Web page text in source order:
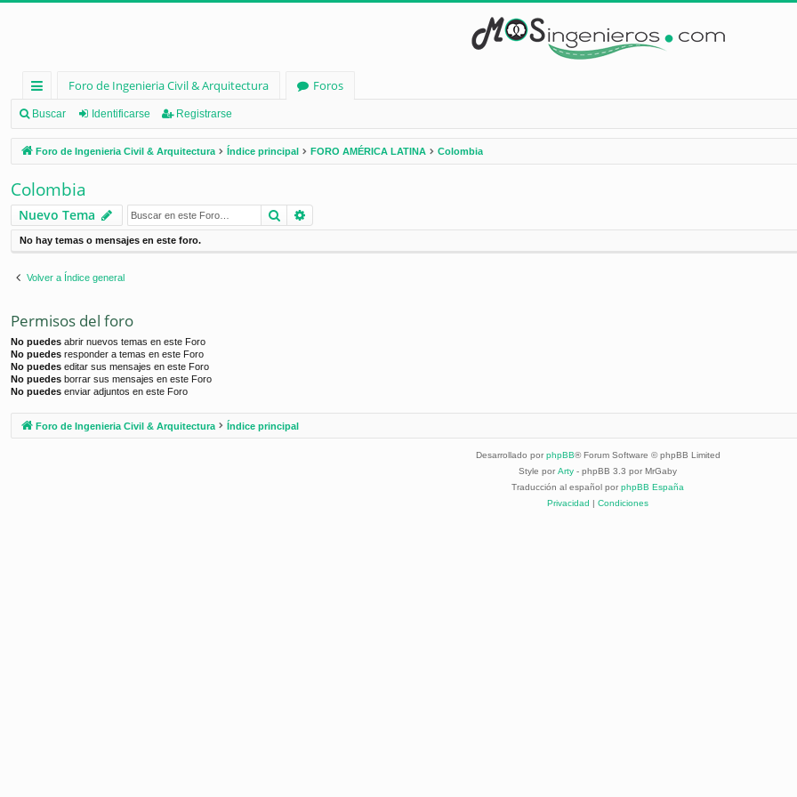
nl
ac
es
rá
pi
d
os
Foro de Ingenieria Civil & Arquitectura
Foros
Buscar Identificarse Registrarse
Foro de Ingenieria Civil & Arquitectura Índice principal FORO AMÉRICA LATINA Colombia
Colombia
Nuevo Tema Buscar
No hay temas o mensajes en este foro.
Volver a Índice general
Permisos del foro
No puedes abrir nuevos temas en este Foro
No puedes responder a temas en este Foro
No puedes editar sus mensajes en este Foro
No puedes borrar sus mensajes en este Foro
No puedes enviar adjuntos en este Foro
Foro de Ingenieria Civil & Arquitectura Índice principal
Desarrollado por phpBB® Forum Software © phpBB Limited
Style por Arty - phpBB 3.3 por MrGaby
Traducción al español por phpBB España
Privacidad | Condiciones